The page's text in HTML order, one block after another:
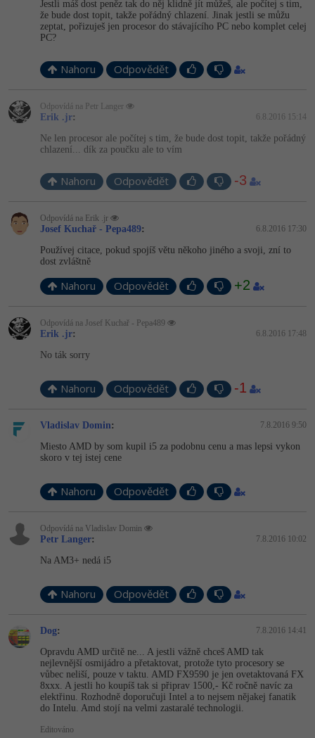
Fórum
Jestli máš dost peněz tak do něj klidně jít můžeš, ale počítej s tim,
že bude dost topit, takže pořádný chlazení. Jinak jestli se můžu
zeptat, pořizuješ jen procesor do stávajícího PC nebo komplet celej
PC?
Nahoru Odpovědět
Odpovídá na Petr Langer
Erik .jr: 6.8.2016 15:14
Ne len procesor ale počítej s tim, že bude dost topit, takže pořádný
chlazení... dík za poučku ale to vím
Nahoru Odpovědět -3
Odpovídá na Erik .jr
Josef Kuchař - Pepa489: 6.8.2016 17:30
Používej citace, pokud spojíš větu někoho jiného a svoji, zní to
dost zvláštně
Nahoru Odpovědět +2
Odpovídá na Josef Kuchař - Pepa489
Erik .jr: 6.8.2016 17:48
No ták sorry
Nahoru Odpovědět -1
Vladislav Domin: 7.8.2016 9:50
Miesto AMD by som kupil i5 za podobnu cenu a mas lepsi vykon
skoro v tej istej cene
Nahoru Odpovědět
Odpovídá na Vladislav Domin
Petr Langer: 7.8.2016 10:02
Na AM3+ nedá i5
Nahoru Odpovědět
Dog: 7.8.2016 14:41
Opravdu AMD určitě ne... A jestli vážně chceš AMD tak
nejlevnější osmijádro a přetaktovat, protože tyto procesory se
vůbec neliší, pouze v taktu. AMD FX9590 je jen ovetaktovaná FX
8xxx. A jestli ho koupíš tak si připrav 1500,- Kč ročně navíc za
elektřinu. Rozhodně doporučuji Intel a to nejsem nějakej fanatik
do Intelu. Amd stojí na velmi zastaralé technologii.
Editováno